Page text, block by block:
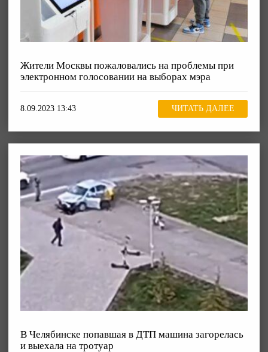
Жители Москвы пожаловались на проблемы при
электронном голосовании на выборах мэра
8.09.2023 13:43 ЧИТАТЬ ДАЛЕЕ
В Челябинске попавшая в ДТП машина загорелась
и выехала на тротуар